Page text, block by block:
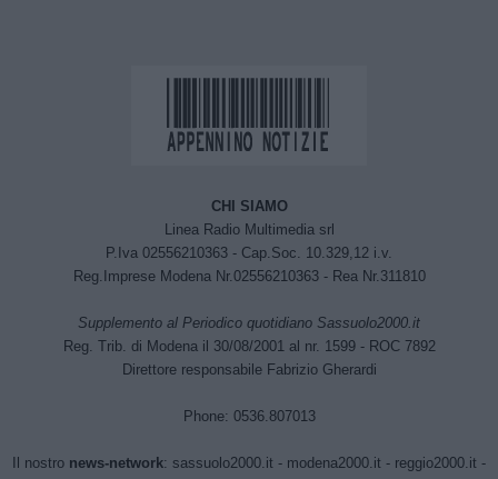
CHI SIAMO
Linea Radio Multimedia srl
P.Iva 02556210363 - Cap.Soc. 10.329,12 i.v.
Reg.Imprese Modena Nr.02556210363 - Rea Nr.311810
Supplemento al Periodico quotidiano Sassuolo2000.it
Reg. Trib. di Modena il 30/08/2001 al nr. 1599 - ROC 7892
Direttore responsabile Fabrizio Gherardi
Phone: 0536.807013
Il nostro news-network: sassuolo2000.it - modena2000.it - reggio2000.it -